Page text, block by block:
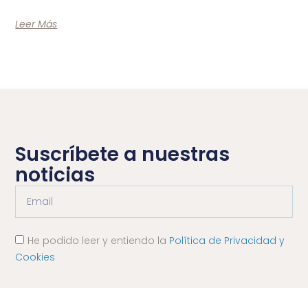
Leer Más
Suscríbete a nuestras
noticias
He podido leer y entiendo la Política de Privacidad y
Cookies